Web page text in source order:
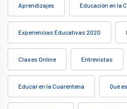
Aprendizajes Educación en la
Experiencias Educativas 2020
Clases Online Entrevistas
Educar en la Cuarentena Qué